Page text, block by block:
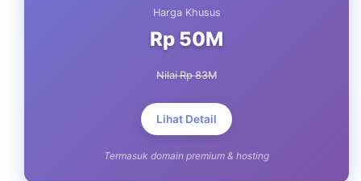
Harga Khusus
Rp 50M
Nilai Rp 83M
Lihat Detail
Termasuk domain premium & hosting